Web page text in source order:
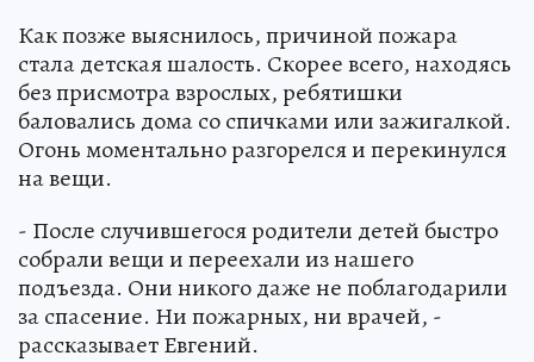
Как позже выяснилось, причиной пожара
стала детская шалость. Скорее всего, находясь
без присмотра взрослых, ребятишки
баловались дома со спичками или зажигалкой.
Огонь моментально разгорелся и перекинулся
на вещи.
- После случившегося родители детей быстро
собрали вещи и переехали из нашего
подъезда. Они никого даже не поблагодарили
за спасение. Ни пожарных, ни врачей, -
рассказывает Евгений.